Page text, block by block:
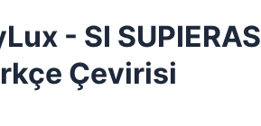
- SI SUPIERAS
Çevirisi